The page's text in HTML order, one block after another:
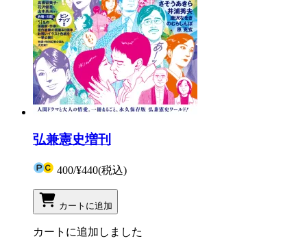
弘兼憲史増刊
400/¥440(税込)
カートに追加
カートに追加しました